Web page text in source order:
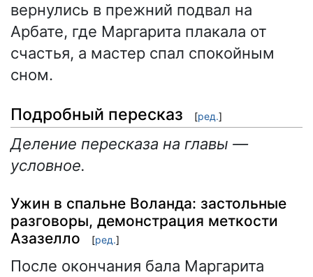
вернулись в прежний подвал на
Арбате, где Маргарита плакала от
счастья, а мастер спал спокойным
сном.
Подробный пересказ [ред.]
Деление пересказа на главы —
условное.
Ужин в спальне Воланда: застольные
разговоры, демонстрация меткости
Азазелло
[ред.]
После окончания бала Маргарита